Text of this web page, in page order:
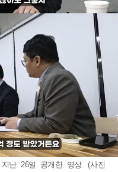
난 26일 공개한 영상. (사진